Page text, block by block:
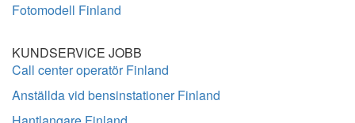
Fotomodell Finland
KUNDSERVICE JOBB
Call center operatör Finland
Anställda vid bensinstationer Finland